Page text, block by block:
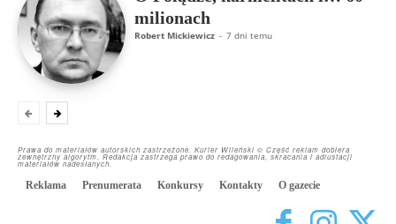
milionach
Robert Mickiewicz - 7 dni temu
Prawa do materiałów autorskich zastrzeżone. Kurier Wileński © Część reklam dobiera
zewnętrzny algorytm. Redakcja zastrzega prawo do redagowania, skracania i adiustacji
materiałów nadesłanych.
Reklama Prenumerata Konkursy Kontakty O gazecie